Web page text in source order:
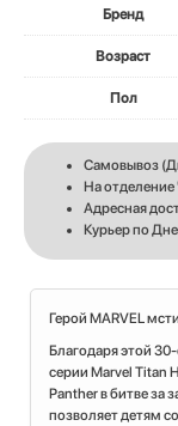
Бренд
Возраст
Пол
Самовывоз
На
Адресная
Курьер по
Герой MARVEL
Благодаря этой
серии Marvel Titan
Panther в битве за
позволяет детям